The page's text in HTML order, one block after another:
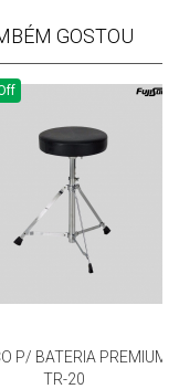
GOSTOU
P/ BATERIA PREMIUM
TR-20